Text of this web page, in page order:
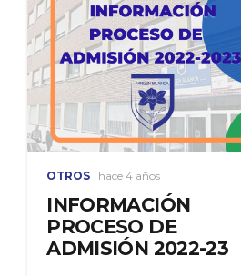
OTROS hace 4 años
INFORMACIÓN
PROCESO DE
ADMISIÓN 2022-23